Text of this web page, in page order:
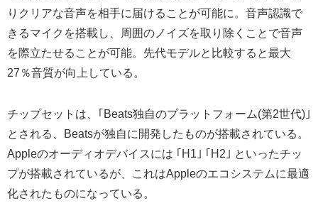
りクリアな音声を相手に届けることが可能に。音声認識で
きるマイクを搭載し、周囲のノイズを取り除くことで音声
を際立たせることが可能。先代モデルと比較すると最大
27％音質が向上している。
チップセットは、｢Beats独自のプラットフォーム(第2世代)｣
とされる、Beatsが独自に開発したものが搭載されている。
Appleのオーディオデバイスには ｢H1｣ ｢H2｣ といったチッ
プが搭載されているが、これはAppleのエコシステムに最適
化されたものになっている。